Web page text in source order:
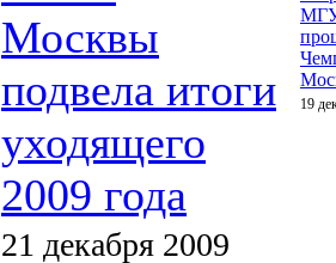
Москвы
подвела итоги
уходящего
2009 года
21 декабря 2009
19